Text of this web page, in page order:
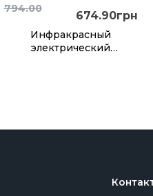
Инфракрасный
электрический
674.90грн
794.00